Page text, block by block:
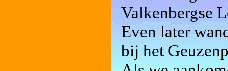
Valkenbergse
Even later
bij het